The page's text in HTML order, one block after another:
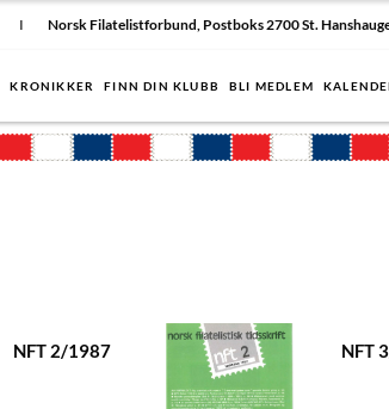
I Norsk Filatelistforbund, Postboks 2700 St.
KRONIKKER FINN DIN KLUBB BLI MEDLEM
NFT 2/1987 NFT